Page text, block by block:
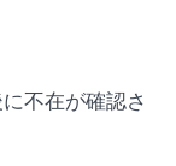
不在が確認さ